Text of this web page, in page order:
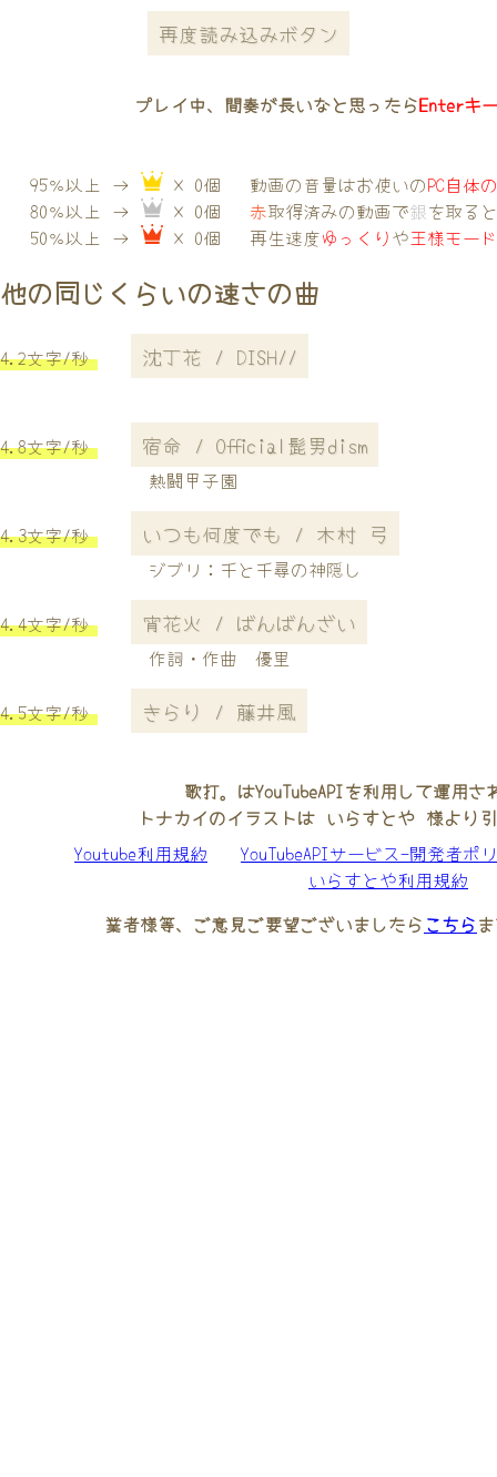
再度読み込みボタン
プレイ中、間奏が長いなと思ったらEnterキ
95％以上 →
× 0個
80％以上 →
× 0個
50％以上 →
× 0個
動画の音量はお使いのPC自体
赤取得済みの動画で銀を取る
再生速度ゆっくりや王様モー
他の同じくらいの速さの曲
4.2文字/秒 沈丁花 / DISH//
4.8文字/秒 宿命 / Official髭男dism
熱闘甲子園
4.3文字/秒 いつも何度でも / 木村 弓
ジブリ：千と千尋の神隠し
4.4文字/秒 宵花火 / ばんばんざい
作詞・作曲 優里
4.5文字/秒 きらり / 藤井風
歌打。はYouTubeAPIを利用して運用さ
トナカイのイラストは いらすとや 様より
Youtube利用規約
YouTubeAPIサービス-開発者ポ
いらすとや利用規約
業者様等、ご意見ご要望ございましたら こちら